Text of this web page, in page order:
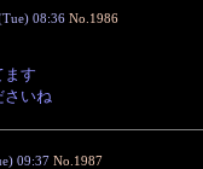
08:36 No.1986
ます
さいね
09:37 No.1987